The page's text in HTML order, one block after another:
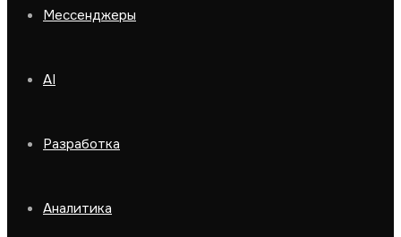
Мессенджеры
AI
Разработка
Аналитика